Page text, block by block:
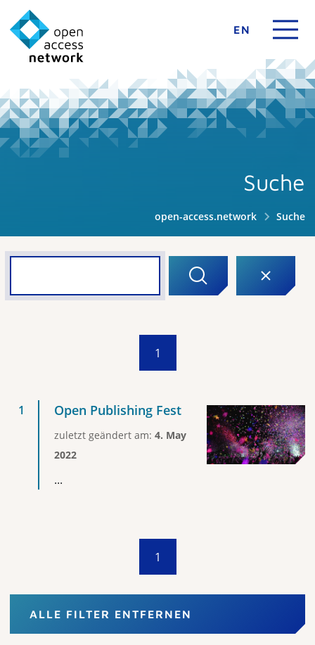
EN
Suche
open-access.network Suche
1
Open Publishing Fest
zuletzt geändert am: 4. May
2022
...
1
ALLE FILTER ENTFERNEN